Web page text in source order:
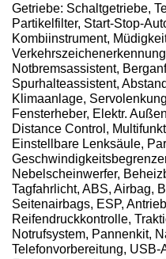
Getriebe: Schaltgetriebe,
Partikelfilter, Start-Stop-
Kombiinstrument,
Notbremsassistent,
Spurhalteassistent,
Klimaanlage,
Fensterheber, Elektr.
Distance Control,
Einstellbare Lenksäule,
Nebelscheinwerfer,
Tagfahrlicht, ABS, Airbag,
Seitenairbags, ESP,
Reifendruckkontrolle,
Notrufsystem, Pannenkit,
Telefonvorbereitung,